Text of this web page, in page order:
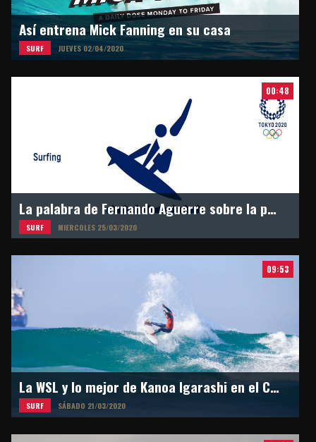
Así entrena Mick Fanning en su casa
SURF JUEVES 02/04/2020
00:48
La palabra de Fernando Aguerre sobre la postergación de los Juegos Olímpicos en Tokyo 2021
SURF MIERCOLES 25/03/2020
09:53
La WSL y lo mejor de Kanoa Igarashi en el Circuito Mundial
SURF SÁBADO 21/03/2020